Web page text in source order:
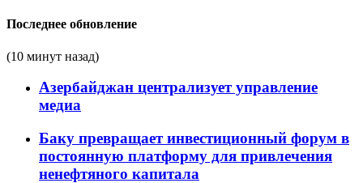
Последнее обновление
(10 минут назад)
Азербайджан централизует управление
медиа
Баку превращает инвестиционный форум в
постоянную платформу для привлечения
ненефтяного капитала